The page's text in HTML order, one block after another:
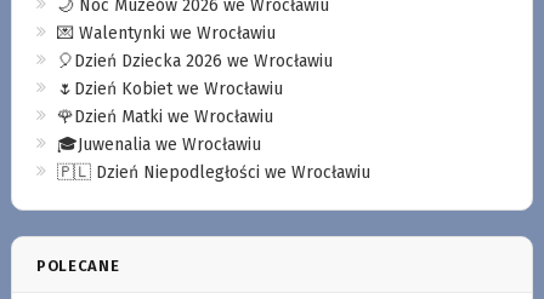
🌙 Noc Muzeów 2026 we Wrocławiu
💌 Walentynki we Wrocławiu
🎈Dzień Dziecka 2026 we Wrocławiu
🌷Dzień Kobiet we Wrocławiu
🌹Dzień Matki we Wrocławiu
🎓Juwenalia we Wrocławiu
🇵🇱 Dzień Niepodległości we Wrocławiu
POLECANE